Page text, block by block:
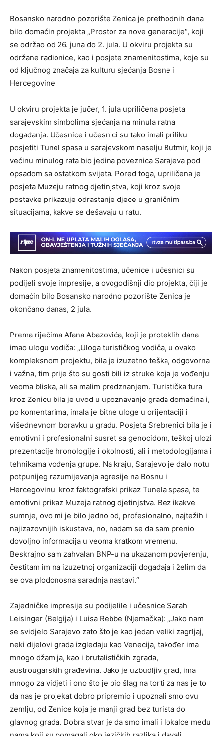
Bosansko narodno pozorište Zenica je prethodnih dana
bilo domaćin projekta „Prostor za nove generacije“, koji
se održao od 26. juna do 2. jula. U okviru projekta su
održane radionice, kao i posjete znamenitostima, koje su
od ključnog značaja za kulturu sjećanja Bosne i
Hercegovine.
U okviru projekta je jučer, 1. jula upriličena posjeta
sarajevskim simbolima sjećanja na minula ratna
događanja. Učesnice i učesnici su tako imali priliku
posjetiti Tunel spasa u sarajevskom naselju Butmir, koji je
većinu minulog rata bio jedina poveznica Sarajeva pod
opsadom sa ostatkom svijeta. Pored toga, upriličena je
posjeta Muzeju ratnog djetinjstva, koji kroz svoje
postavke prikazuje odrastanje djece u graničnim
situacijama, kakve se dešavaju u ratu.
Nakon posjeta znamenitostima, učenice i učesnici su
podijeli svoje impresije, a ovogodišnji dio projekta, čiji je
domaćin bilo Bosansko narodno pozorište Zenica je
okončano danas, 2 jula.
Prema riječima Afana Abazovića, koji je proteklih dana
imao ulogu vodiča: „Uloga turističkog vodiča, u ovako
kompleksnom projektu, bila je izuzetno teška, odgovorna
i važna, tim prije što su gosti bili iz struke koja je vođenju
veoma bliska, ali sa malim predznanjem. Turistička tura
kroz Zenicu bila je uvod u upoznavanje grada domaćina i,
po komentarima, imala je bitne uloge u orijentaciji i
višednevnom boravku u gradu. Posjeta Srebrenici bila je i
emotivni i profesionalni susret sa genocidom, teškoj ulozi
prezentacije hronologije i okolnosti, ali i metodologijama i
tehnikama vođenja grupe. Na kraju, Sarajevo je dalo notu
potpunijeg razumijevanja agresije na Bosnu i
Hercegovinu, kroz faktografski prikaz Tunela spasa, te
emotivni prikaz Muzeja ratnog djetinjstva. Bez ikakve
sumnje, ovo mi je bilo jedno od, profesionalno, najtežih i
najizazovnijih iskustava, no, nadam se da sam prenio
dovoljno informacija u veoma kratkom vremenu.
Beskrajno sam zahvalan BNP-u na ukazanom povjerenju,
čestitam im na izuzetnoj organizaciji događaja i želim da
se ova plodonosna saradnja nastavi.“
Zajedničke impresije su podijelile i učesnice Sarah
Leisinger (Belgija) i Luisa Rebbe (Njemačka): „Jako nam
se svidjelo Sarajevo zato što je kao jedan veliki zagrljaj,
neki dijelovi grada izgledaju kao Venecija, također ima
mnogo džamija, kao i brutalističkih zgrada,
austrougarskih građevina. Jako je uzbudljiv grad, ima
mnogo za vidjeti i ono što je bio šlag na torti za nas je to
da nas je projekat dobro pripremio i upoznali smo ovu
zemlju, od Zenice koja je manji grad bez turista do
glavnog grada. Dobra stvar je da smo imali i lokalce među